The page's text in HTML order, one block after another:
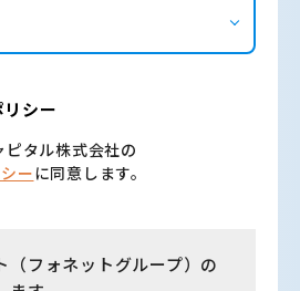
シー
タル株式会社の
ーに同意します。
（フォネットグループ）の